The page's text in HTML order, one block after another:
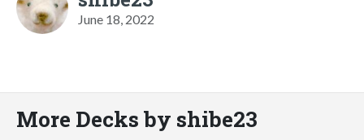
June 18, 2022
More Decks by shibe23